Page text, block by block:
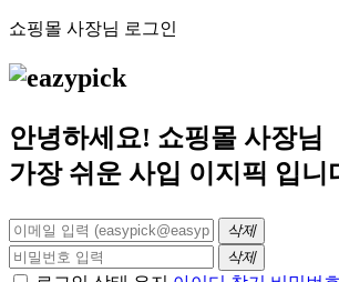
쇼핑몰 사장님 로그인
안녕하세요! 쇼핑몰 사장님
가장 쉬운 사입 이지픽 입니
삭제
삭제